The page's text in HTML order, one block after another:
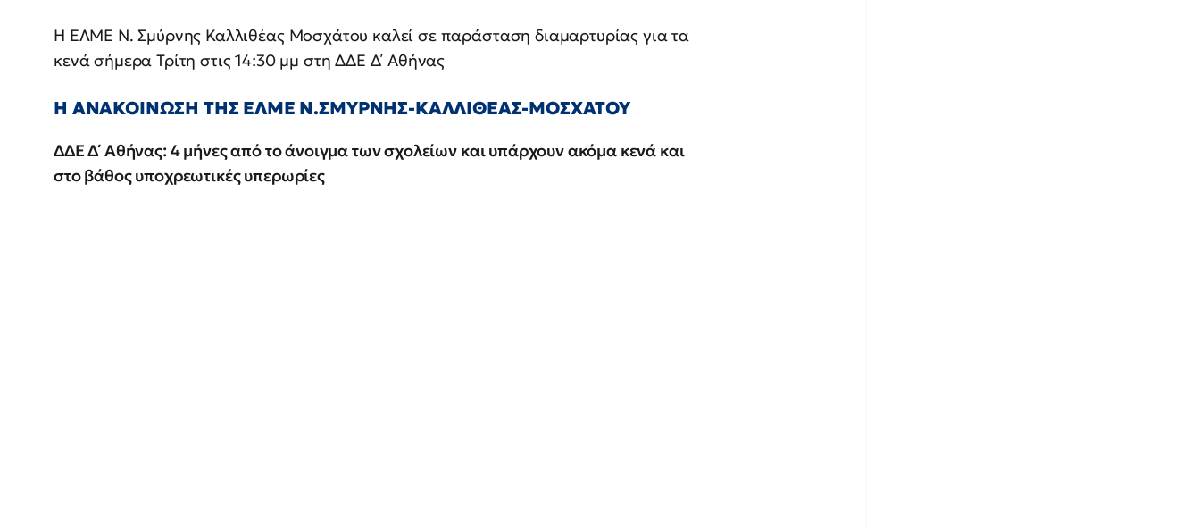
Η ΕΛΜΕ Ν. Σμύρνης Καλλιθέας Μοσχάτου καλεί σε παράσταση διαμαρτυρίας για τα
κενά σήμερα Τρίτη στις 14:30 μμ στη ΔΔΕ Δ΄ Αθήνας
Η ΑΝΑΚΟΙΝΩΣΗ ΤΗΣ ΕΛΜΕ Ν.ΣΜΥΡΝΗΣ-ΚΑΛΛΙΘΕΑΣ-ΜΟΣΧΑΤΟΥ
ΔΔΕ Δ΄ Αθήνας: 4 μήνες από το άνοιγμα των σχολείων και υπάρχουν ακόμα κενά και
στο βάθος υποχρεωτικές υπερωρίες